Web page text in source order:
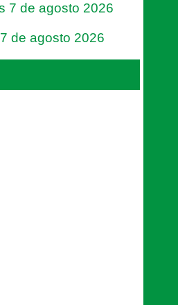
7 de agosto 2026
de agosto 2026